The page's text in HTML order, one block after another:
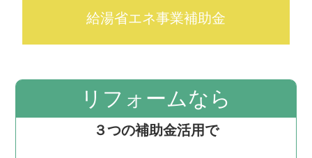
給湯省エネ事業補助金
リフォームなら
３つの補助金活用で